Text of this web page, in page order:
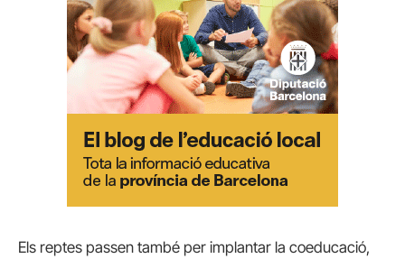
Els reptes passen també per implantar la coeducació,